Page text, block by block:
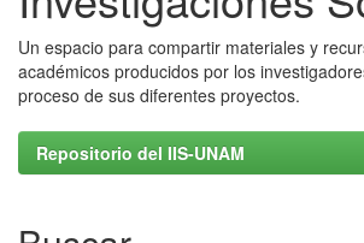
Un espacio para compartir materiales y
académicos producidos por los
proceso de sus diferentes proyectos.
Repositorio del IIS-UNAM